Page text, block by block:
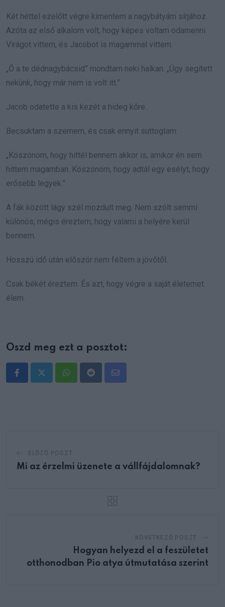
Két héttel ezelőtt végre kimentem a nagybátyám sírjához.
Azóta az első alkalom volt, hogy képes voltam odamenni.
Virágot vittem, és Jacobot is magammal vittem.
„Ő a te dédnagybácsid” mondtam neki halkan. „Úgy segített
nekünk, hogy már nem is volt itt.”
Jacob odatette a kis kezét a hideg kőre.
Becsuktam a szemem, és csak ennyit suttogtam:
„Köszönöm, hogy hittél bennem akkor is, amikor én sem
hittem magamban. Köszönöm, hogy adtál egy esélyt, hogy
erősebb legyek.”
A fák között lágy szél mozdult meg. Nem szólt semmi
különös, mégis éreztem, hogy valami a helyére kerül
bennem.
Hosszú idő után először nem féltem a jövőtől.
Csak békét éreztem. És azt, hogy végre a saját életemet
élem.
Oszd meg ezt a posztot:
WhatsappRedditShare
Mi az érzelmi üzenete a vállfájdalomnak?
Hogyan helyezd el a feszületet
otthonodban Pio atya útmutatása szerint